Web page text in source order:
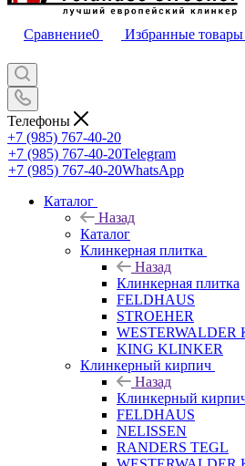
Сравнение0 Избранные товары
Телефоны
+7 (985) 767-40-20
+7 (985) 767-40-20Telegram
+7 (985) 767-40-20WhatsApp
Каталог
Назад
Каталог
Клинкерная плитка
Назад
Клинкерная плитка
FELDHAUS
STROEHER
WESTERWALDER
KING KLINKER
Клинкерный кирпич
Назад
Клинкерный
FELDHAUS
NELISSEN
RANDERS TEGL